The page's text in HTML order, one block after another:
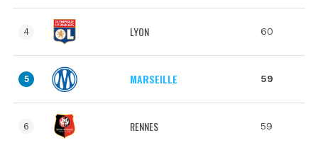
4 LYON 60
5 MARSEILLE 59
6 RENNES 59